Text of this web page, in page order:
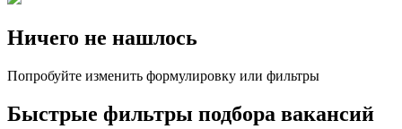
Ничего не нашлось
Попробуйте изменить формулировку или фильтры
Быстрые фильтры подбора вакансий